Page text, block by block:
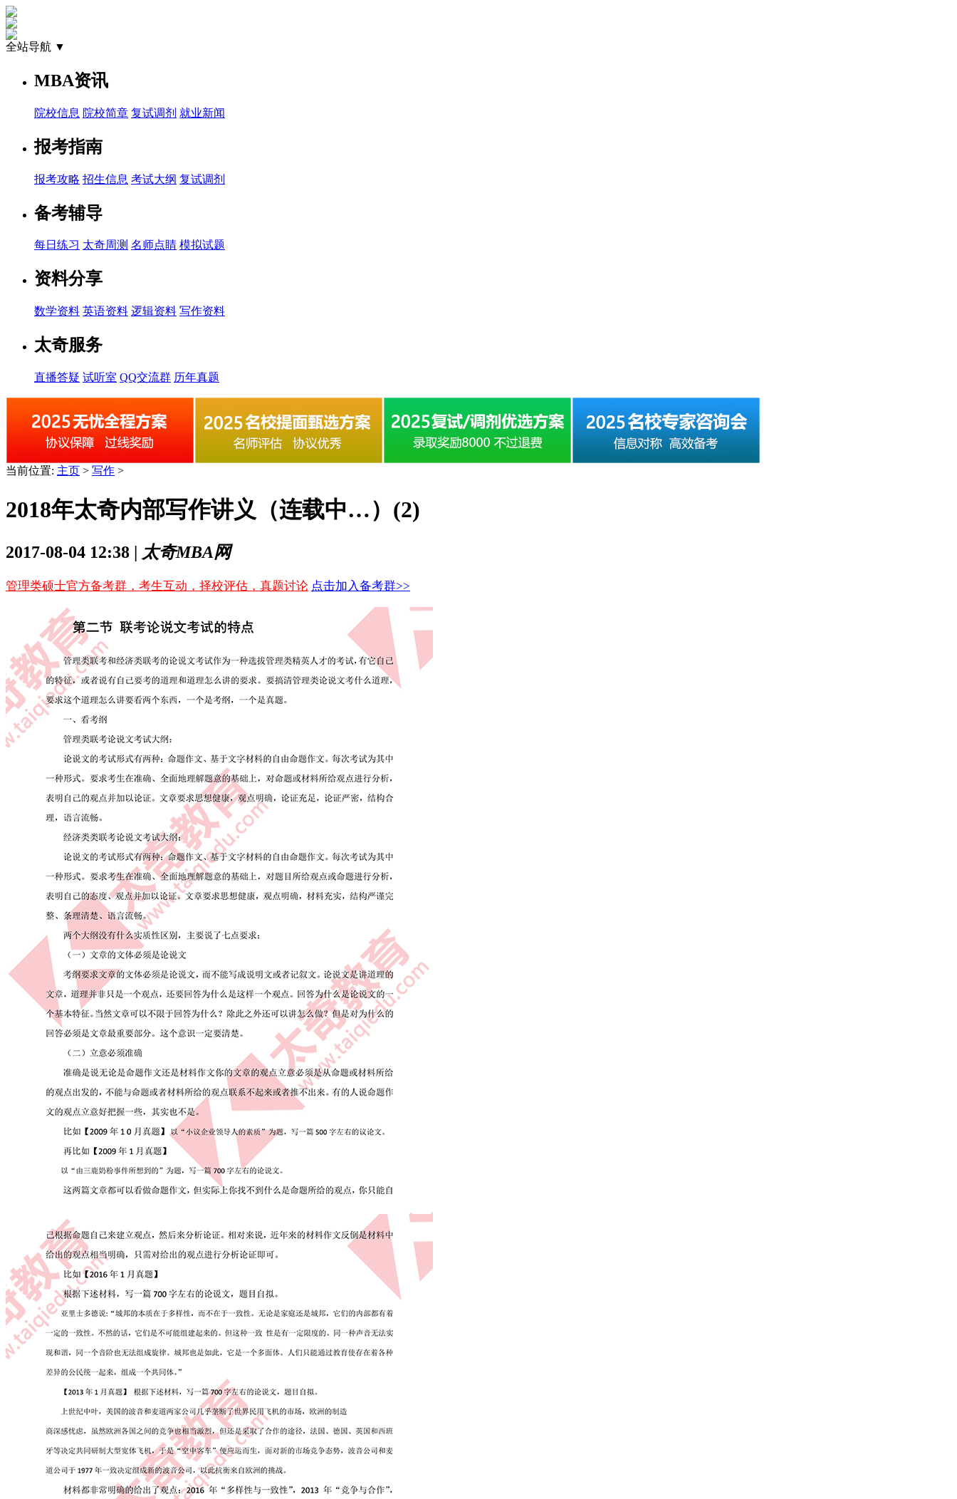
全站导航 ▼
MBA资讯
院校信息 院校简章 复试调剂 就业新闻
报考指南
报考攻略 招生信息 考试大纲 复试调剂
备考辅导
每日练习 太奇周测 名师点睛 模拟试题
资料分享
数学资料 英语资料 逻辑资料 写作资料
太奇服务
直播答疑 试听室 QQ交流群 历年真题
当前位置: 主页 > 写作 >
2018年太奇内部写作讲义（连载中…）(2)
2017-08-04 12:38 | 太奇MBA网
管理类硕士官方备考群，考生互动，择校评估，真题讨论 点击加入备考群>>